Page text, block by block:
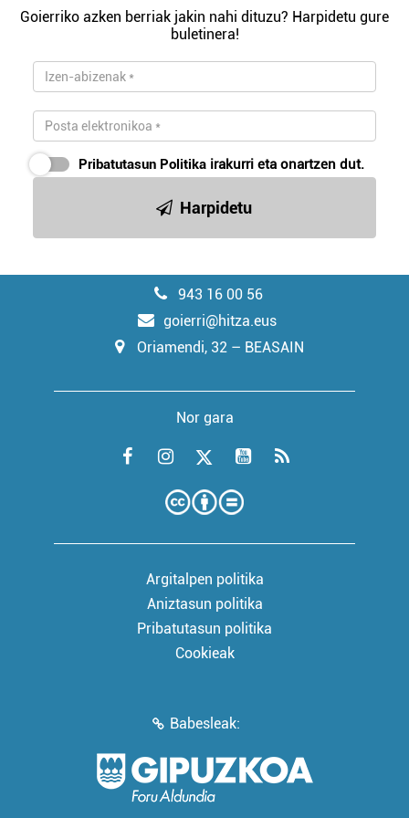
Goierriko azken berriak jakin nahi dituzu? Harpidetu gure
buletinera!
Pribatutasun Politika irakurri eta onartzen dut.
Harpidetu
943 16 00 56
goierri@hitza.eus
Oriamendi, 32 – BEASAIN
Nor gara
Argitalpen politika
Aniztasun politika
Pribatutasun politika
Cookieak
Babesleak: